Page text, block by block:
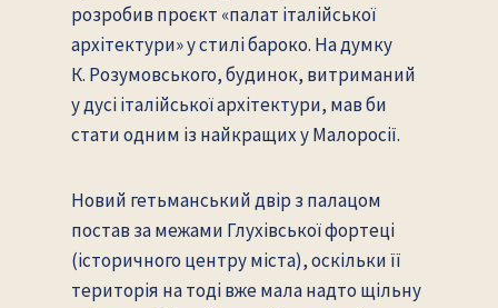
розробив проєкт «палат італійської
архітектури» у стилі бароко. На думку
К. Розумовського, будинок, витриманий
у дусі італійської архітектури, мав би
стати одним із найкращих у Малоросії.
Новий гетьманський двір з палацом
постав за межами Глухівської фортеці
(історичного центру міста), оскільки її
територія на тоді вже мала надто щільну